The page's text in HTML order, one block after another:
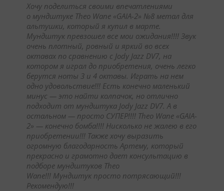
Хочу поделиться своими впечатлениями
о мундштуке Theo Wane «GAIA-2» №8 метал для
альтушки, который я купил в марте.
Мундштукпревзошел все мои ожидания!!!! Звук
очень плотный, ровный и яркий во всех
октавах по сравнению с Jody Jazz DV7, на
котором я играл до приобретения, очень легко
берутся ноты 3 и 4 октавы. Играть на нем
одно удовольствие!!! Есть конечно маленький
минус — это найти колпачок, но отлично
подходит от мундштука Jody Jazz DV7. А в
остальном — просто СУПЕР!!!! Theo Wane «GAIA-
2» — конечно бомба!!!! Нисколько не жалею в его
приобретении!!! Также хочу выразить
огромную благодарность Артему, который
прекрасно и грамотно дает консультацию в
подборе мундштуков Theo
Wane!!! Мундштукпросто потрясающий!!!
Рекомендую!!!